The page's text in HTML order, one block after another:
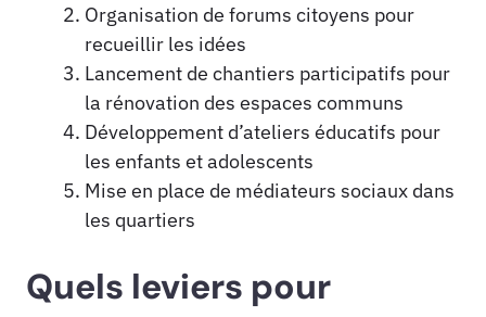
Organisation de forums citoyens pour
recueillir les idées
Lancement de chantiers participatifs pour
la rénovation des espaces communs
Développement d’ateliers éducatifs pour
les enfants et adolescents
Mise en place de médiateurs sociaux dans
les quartiers
Quels leviers pour